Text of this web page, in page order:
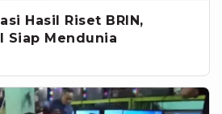
Hasil Riset BRIN,
Siap Mendunia